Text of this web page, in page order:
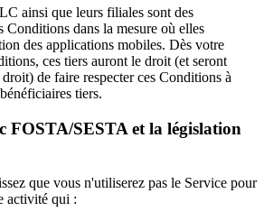
ainsi que leurs filiales sont des
Conditions dans la mesure où elles
des applications mobiles. Dès votre
ces tiers auront le droit (et seront
de faire respecter ces Conditions à
tiers.
FOSTA/SESTA et la législation
que vous n'utiliserez pas le Service pour
activité qui :